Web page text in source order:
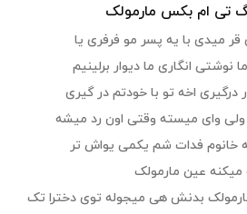
تی ام بکس مارمولک
میدی با یه پسر مو فرفری یا
نوشتی انگاری ما دیوار برلینیم
درگیری اخه تو با خودتم در گیری
وای میسته وقتی اون رد میشه
خانوم فدات شم یکمی یواش تر
میکنه عین مارمولک
بدنش هی میجوله توی دخترا تک